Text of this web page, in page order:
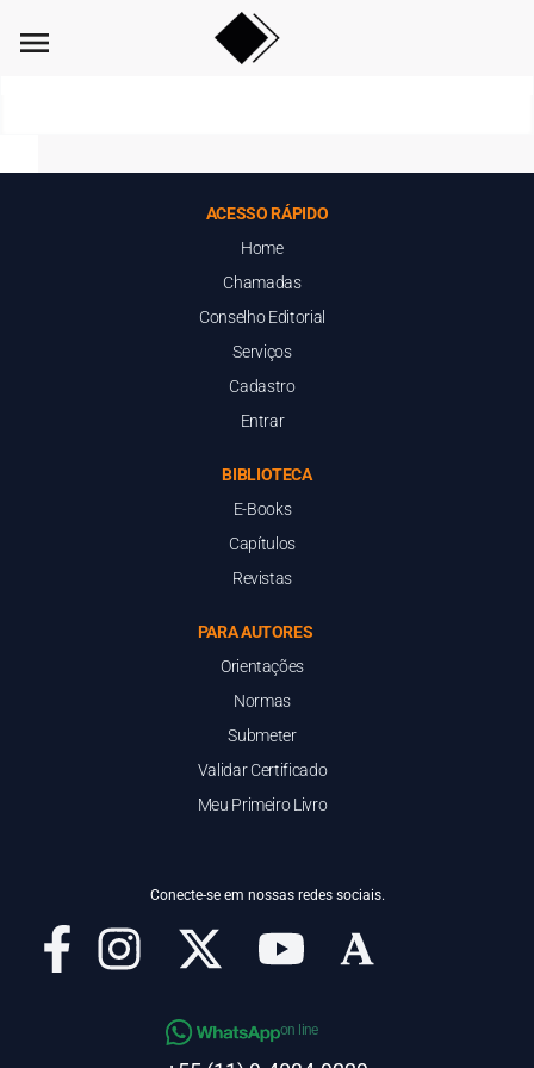
menu
ACESSO RÁPIDO
Home
Chamadas
Conselho Editorial
Serviços
Cadastro
Entrar
BIBLIOTECA
E-Books
Capítulos
Revistas
PARA AUTORES
Orientações
Normas
Submeter
Validar Certificado
Meu Primeiro Livro
Conecte-se em nossas redes sociais.
on line